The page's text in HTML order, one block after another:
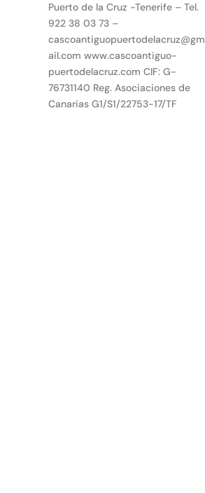
Puerto de la Cruz -Tenerife – Tel.
922 38 03 73 –
cascoantiguopuertodelacruz@gm
ail.com www.cascoantiguo-
puertodelacruz.com CIF: G-
76731140 Reg. Asociaciones de
Canarias G1/S1/22753-17/TF